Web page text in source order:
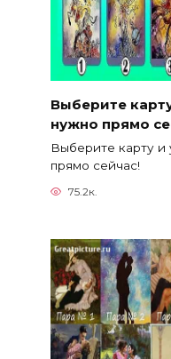
Выберите
нужно прямо
Выберите карту и
прямо сейчас!
75.2к.